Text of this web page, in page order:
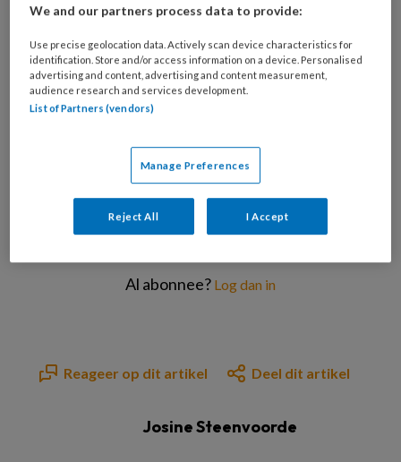
met het delen van persoonlijke
problemen met jongeren.
Bekijk de mogelijkheden
Al abonnee? Log dan in
Reageer op dit artikel Deel dit artikel
Josine Steenvoorde
We and our partners process data to provide:
Use precise geolocation data. Actively scan device characteristics for
identification. Store and/or access information on a device. Personalised
advertising and content, advertising and content measurement,
audience research and services development.
List of Partners (vendors)
Manage Preferences
Reject All I Accept